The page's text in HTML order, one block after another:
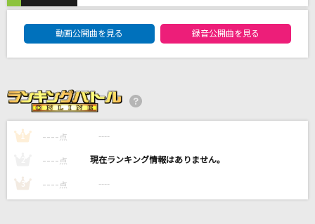
死ぬのがいいわ
藤井 風
石焼き芋のうた
ヘンダーソン
コンプレックス・イマージュ
メフィスト
動画公開曲を見る 録音公開曲を見る
1 ---- 点 ----
---- 点 ----
3 ---- 点 ----